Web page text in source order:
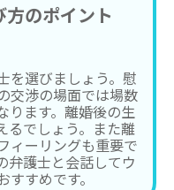
のポイント
を選びましょう。慰
交渉の場面では場数
ります。離婚後の生
るでしょう。また離
ィーリングも重要で
弁護士と会話してウ
すめです。